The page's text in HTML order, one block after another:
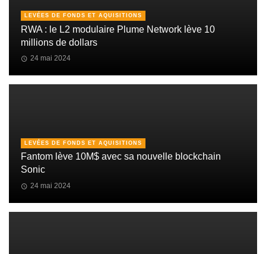
LEVÉES DE FONDS ET AQUISITIONS
RWA : le L2 modulaire Plume Network lève 10
millions de dollars
24 mai 2024
LEVÉES DE FONDS ET AQUISITIONS
Fantom lève 10M$ avec sa nouvelle blockchain
Sonic
24 mai 2024